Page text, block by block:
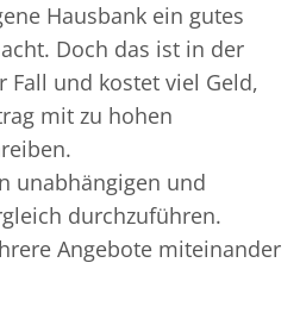
Hausbank ein gutes
Doch das ist in der
Fall und kostet viel Geld,
mit zu hohen
unabhängigen und
durchzuführen.
Angebote miteinander